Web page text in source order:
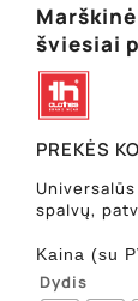
šviesiai
PREKĖS
spalvų,
Kaina (su
Dydis